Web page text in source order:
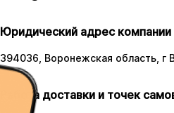
Юридический адрес компании
394036, Воронежская область, г
Работа доставки и точек